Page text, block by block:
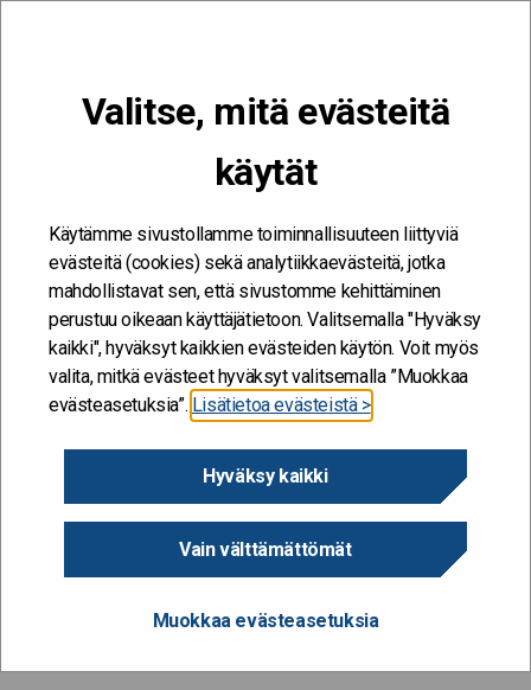
Valitse, mitä evästeitä
käytät
Käytämme sivustollamme toiminnallisuuteen liittyviä
evästeitä (cookies) sekä analytiikkaevästeitä, jotka
mahdollistavat sen, että sivustomme kehittäminen
perustuu oikeaan käyttäjätietoon. Valitsemalla "Hyväksy
kaikki", hyväksyt kaikkien evästeiden käytön. Voit myös
valita, mitkä evästeet hyväksyt valitsemalla ”Muokkaa
evästeasetuksia”. Lisätietoa evästeistä >
Hyväksy kaikki
Vain välttämättömät
Muokkaa evästeasetuksia
Kehitän ja kehityn #töissäSuomelle
Tiimityöllä tehokasta, laadukasta ja oikeudenmukaista
työjonon hallintaa varhaiskasvatuksen toimialalla
Tiimityöllä tehokasta,
laadukasta ja
oikeudenmukaista
työjonon hallintaa
varhaiskasvatuksen
toimialalla
19.12.2025